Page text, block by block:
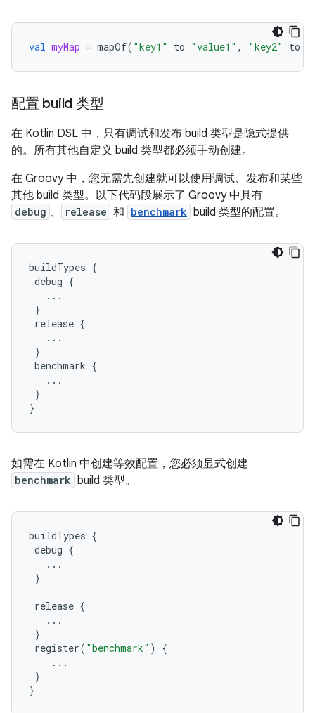
val myMap = mapOf( "key1" to "value1" , "key2" to
配置 build 类型
在 Kotlin DSL 中，只有调试和发布 build 类型是隐式提供
的。所有其他自定义 build 类型都必须手动创建。
在 Groovy 中，您无需先创建就可以使用调试、发布和某些
其他 build 类型。以下代码段展示了 Groovy 中具有
debug 、 release 和 benchmark build 类型的配置。
buildTypes {
debug {
...
}
release {
...
}
benchmark {
...
}
}
如需在 Kotlin 中创建等效配置，您必须显式创建
benchmark build 类型。
buildTypes {
debug {
...
}
release {
...
}
register( "benchmark" )
{
...
}
}